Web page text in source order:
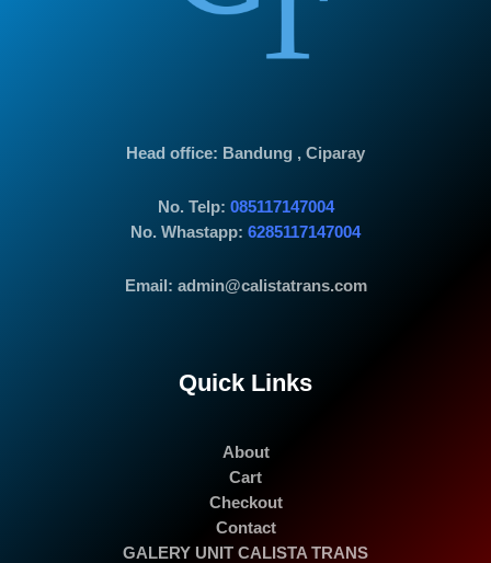
Head office: Bandung , Ciparay
No. Telp: 085117147004
No. Whastapp: 6285117147004
Email: admin@calistatrans.com
Quick Links
About
Cart
Checkout
Contact
GALERY UNIT CALISTA TRANS